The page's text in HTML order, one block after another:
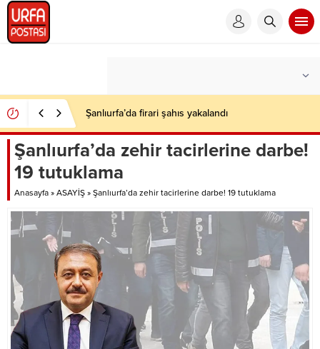
Şanlıurfa’da firari şahıs yakalandı
Şanlıurfa’da zehir tacirlerine darbe!
19 tutuklama
Anasayfa » ASAYİŞ » Şanlıurfa’da zehir tacirlerine darbe! 19 tutuklama